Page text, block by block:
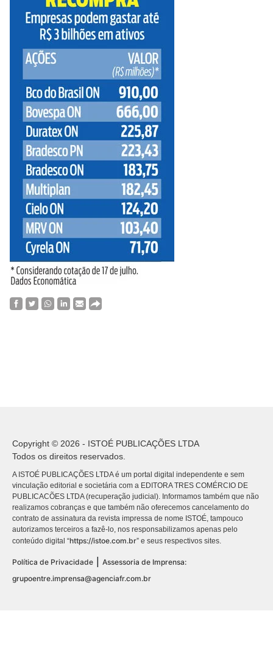
Copyright © 2026 - ISTOÉ PUBLICAÇÕES LTDA
Todos os direitos reservados.
A ISTOÉ PUBLICAÇÕES LTDA é um portal digital independente e sem
vinculação editorial e societária com a EDITORA TRES COMÉRCIO DE
PUBLICACÕES LTDA (recuperação judicial). Informamos também que não
realizamos cobranças e que também não oferecemos cancelamento do
contrato de assinatura da revista impressa de nome ISTOÉ, tampouco
autorizamos terceiros a fazê-lo, nos responsabilizamos apenas pelo
conteúdo digital “https://istoe.com.br” e seus respectivos sites.
Política de Privacidade
Assessoria de Imprensa:
grupoentre.imprensa@agenciafr.com.br